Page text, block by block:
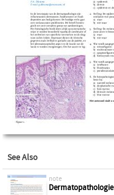
See Also
note
Dermatopathologie